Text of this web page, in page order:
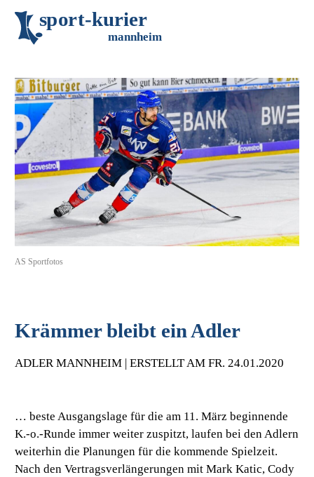
sport-kurier
mannheim
AS Sportfotos
Krämmer bleibt ein Adler
ADLER MANNHEIM | ERSTELLT AM FR. 24.01.2020
… beste Ausgangslage für die am 11. März beginnende
K.-o.-Runde immer weiter zuspitzt, laufen bei den Adlern
weiterhin die Planungen für die kommende Spielzeit.
Nach den Vertragsverlängerungen mit Mark Katic, Cody